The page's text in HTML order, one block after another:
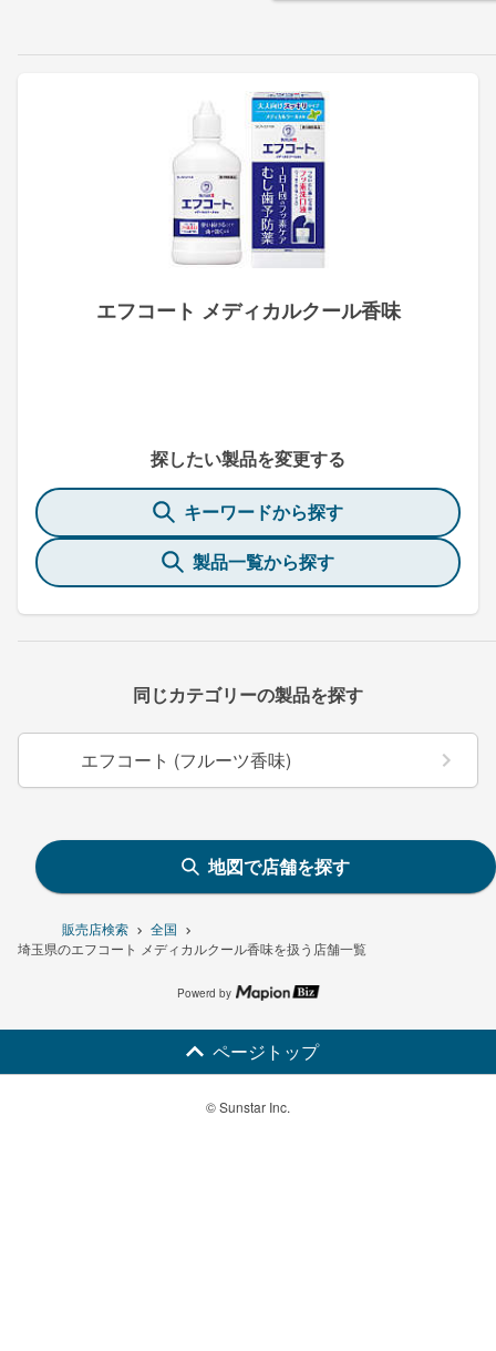
販売店検索
全国
埼玉県のエフコート メディカルクール香味を扱う店舗一覧
エフコート メディカルクール香味
探したい製品を変更する
キーワードから探す
製品一覧から探す
同じカテゴリーの製品を探す
エフコート (フルーツ香味)
地図で店舗を探す
Powerd by
ページトップ
© Sunstar Inc.